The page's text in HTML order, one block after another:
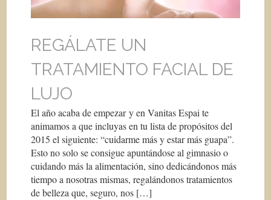
REGÁLATE UN
TRATAMIENTO FACIAL DE
LUJO
El año acaba de empezar y en Vanitas Espai te
animamos a que incluyas en tu lista de propósitos del
2015 el siguiente: “cuidarme más y estar más guapa”.
Esto no solo se consigue apuntándose al gimnasio o
cuidando más la alimentación, sino dedicándonos más
tiempo a nosotras mismas, regalándonos tratamientos
de belleza que, seguro, nos […]